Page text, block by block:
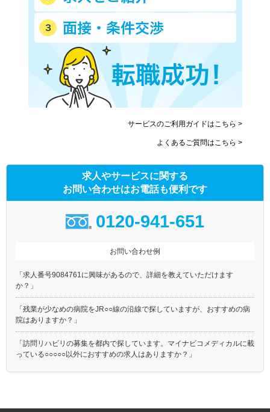
サービスのご利用ガイドはこちら >
よくあるご質問はこちら >
求人やサービスに関する
お問い合わせはお電話も便利です
0120-941-651
お問い合わせ例
「求人番号9084761に興味があるので、詳細を教えていただけます
か？」
「残業が少なめの病院をJR○○線の沿線で探していますが、おすすめの病
院はありますか？」
「訪問リハビリの募集を都内で探しています。マイナビコメディカルに載
っている○○○○○以外におすすめの求人はありますか？」